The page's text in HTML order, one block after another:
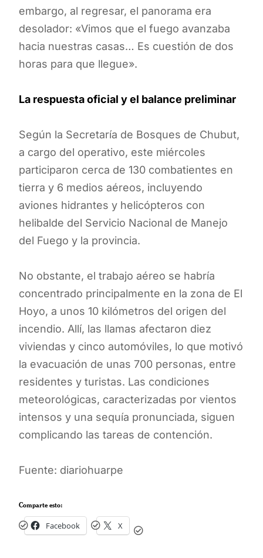
embargo, al regresar, el panorama era
desolador: «Vimos que el fuego avanzaba
hacia nuestras casas… Es cuestión de dos
horas para que llegue».
La respuesta oficial y el balance preliminar
Según la Secretaría de Bosques de Chubut,
a cargo del operativo, este miércoles
participaron cerca de 130 combatientes en
tierra y 6 medios aéreos, incluyendo
aviones hidrantes y helicópteros con
helibalde del Servicio Nacional de Manejo
del Fuego y la provincia.
No obstante, el trabajo aéreo se habría
concentrado principalmente en la zona de El
Hoyo, a unos 10 kilómetros del origen del
incendio. Allí, las llamas afectaron diez
viviendas y cinco automóviles, lo que motivó
la evacuación de unas 700 personas, entre
residentes y turistas. Las condiciones
meteorológicas, caracterizadas por vientos
intensos y una sequía pronunciada, siguen
complicando las tareas de contención.
Fuente: diariohuarpe
Comparte esto:
Facebook X